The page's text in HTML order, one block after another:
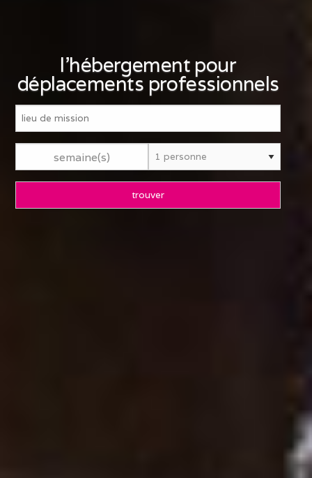
l'hébergement pour
déplacements professionnels
semaine(s)
trouver